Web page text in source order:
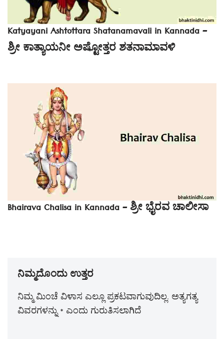
Katyayani Ashtottara Shatanamavali in Kannada –
ಶ್ರೀ ಕಾತ್ಯಾಯನೀ ಅಷ್ಟೋತ್ತರ ಶತನಾಮಾವಳಿ
Bhairava Chalisa in Kannada – ಶ್ರೀ ಭೈರವ ಚಾಲೀಸಾ
ನಿಮ್ಮದೊಂದು ಉತ್ತರ
ನಿಮ್ಮ ಮಿಂಚೆ ವಿಳಾಸ ಎಲ್ಲೂ ಪ್ರಕಟವಾಗುವುದಿಲ್ಲ. ಅತ್ಯಗತ್ಯ
ವಿವರಗಳನ್ನು* ಎಂದು ಗುರುತಿಸಲಾಗಿದೆ